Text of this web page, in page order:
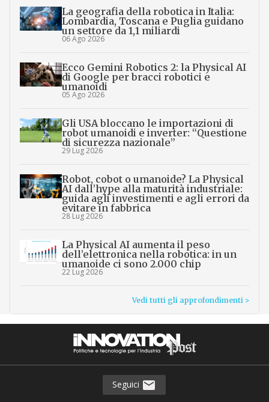
La geografia della robotica in Italia:
Lombardia, Toscana e Puglia guidano
un settore da 1,1 miliardi
06 Ago 2026
Ecco Gemini Robotics 2: la Physical AI
di Google per bracci robotici e
umanoidi
05 Ago 2026
Gli USA bloccano le importazioni di
robot umanoidi e inverter: “Questione
di sicurezza nazionale”
29 Lug 2026
Robot, cobot o umanoide? La Physical
AI dall’hype alla maturità industriale:
guida agli investimenti e agli errori da
evitare in fabbrica
28 Lug 2026
La Physical AI aumenta il peso
dell’elettronica nella robotica: in un
umanoide ci sono 2.000 chip
22 Lug 2026
Vedi tutti gli approfondimenti >
Seguici